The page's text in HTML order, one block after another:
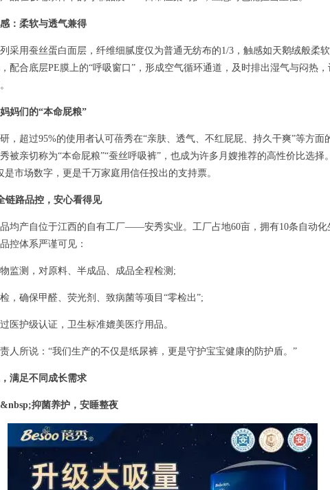
：柔软与透气兼得
用蚕丝蛋白面层，纤维细腻度仅为普通无纺布的1/3，触感如天鹅绒般柔
配合底层PE膜上的“呼吸窗口”，形成空气循环通道，及时排出湿气与闷热
妈们的“本命屁粮”
超过95%的使用者认可蓓秀在“亲肤、透气、不红屁屁、持久干爽”等方面
被亲切称为“本命屁粮”“蚕丝呼吸裤”，也成为许多月嫂推荐的高性价比选择
是市场数字，更是千万家庭用信任投出的支持票。
链路品控，安心看得见
产自位于江西的自有工厂——安秀实业。工厂占地60亩，拥有10条自动化
控体系严谨可见：
测，对原料、半成品、成品全程检测;
确保甲醛、荧光剂、致病菌等项目“零检出”;
护级认证，卫生标准媲美医疗用品。
所说：“我们生产的不仅是纸尿裤，更是守护宝宝健康的防护盾。”
足不同成长需求
抑菌养护，安睡整夜